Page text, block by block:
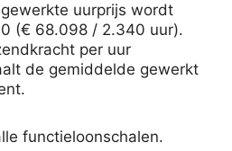
uurprijs wordt
(€ 68.098 / 2.340 uur).
per uur
de gemiddelde gewerkt
functieloonschalen.